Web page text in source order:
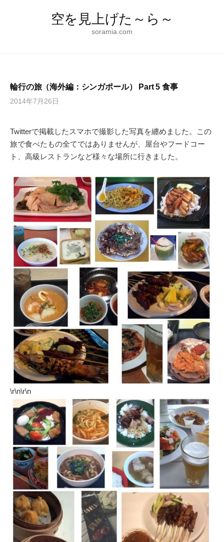
空を見上げた～ら～
soramia.com
輪行の旅（海外編：シンガポール） Part 5 食事
2014年7月26日
Twitterで掲載したスマホで撮影した写真を纏めました。この
旅で食べたもの全てではありませんが、屋台やフードコー
ト、高級レストランなど様々な場所に行きました。
\r\n\r\n